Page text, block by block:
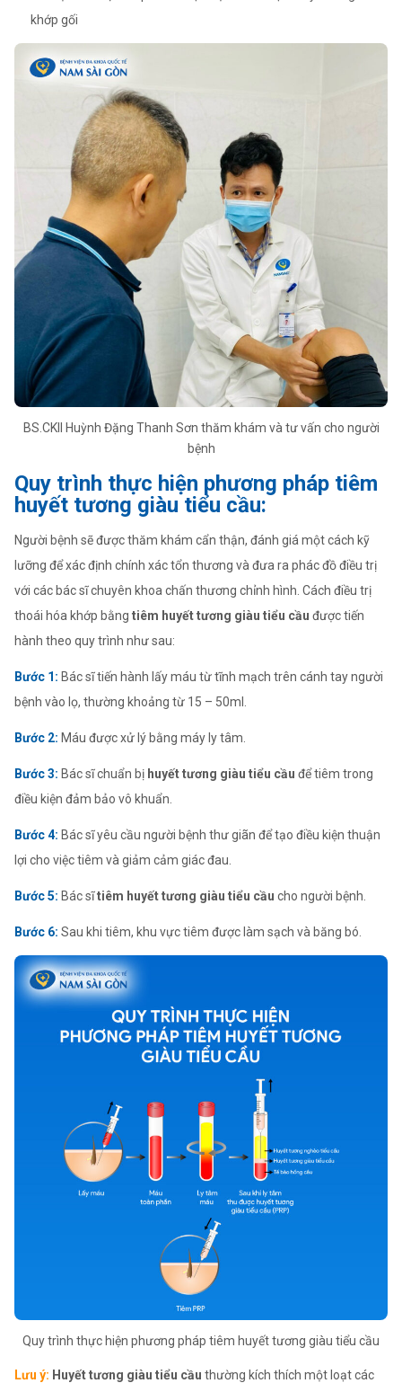
khớp gối
BS.CKII Huỳnh Đặng Thanh Sơn thăm khám và tư vấn cho người
bệnh
Quy trình thực hiện phương pháp tiêm
huyết tương giàu tiểu cầu:
Người bệnh sẽ được thăm khám cẩn thận, đánh giá một cách kỹ
lưỡng để xác định chính xác tổn thương và đưa ra phác đồ điều trị
với các bác sĩ chuyên khoa chấn thương chỉnh hình. Cách điều trị
thoái hóa khớp bằng tiêm huyết tương giàu tiểu cầu được tiến
hành theo quy trình như sau:
Bước 1: Bác sĩ tiến hành lấy máu từ tĩnh mạch trên cánh tay người
bệnh vào lọ, thường khoảng từ 15 – 50ml.
Bước 2: Máu được xử lý bằng máy ly tâm.
Bước 3: Bác sĩ chuẩn bị huyết tương giàu tiểu cầu để tiêm trong
điều kiện đảm bảo vô khuẩn.
Bước 4: Bác sĩ yêu cầu người bệnh thư giãn để tạo điều kiện thuận
lợi cho việc tiêm và giảm cảm giác đau.
Bước 5: Bác sĩtiêm huyết tương giàu tiểu cầu cho người bệnh.
Bước 6: Sau khi tiêm, khu vực tiêm được làm sạch và băng bó.
Quy trình thực hiện phương pháp tiêm huyết tương giàu tiểu cầu
Lưu ý: Huyết tương giàu tiểu cầu thường kích thích một loạt các